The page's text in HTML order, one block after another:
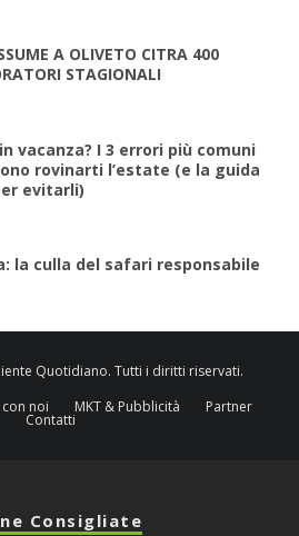
A OLIVETO CITRA 400
STAGIONALI
vacanza? I 3 errori più comuni
rovinarti l’estate (e la guida
evitarli)
la culla del safari responsabile
Quotidiano. Tutti i diritti riservati.
noi MKT & Pubblicità Partner
Contatti
Consigliate